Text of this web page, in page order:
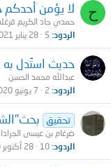
ح لا يؤمن
حمدي جاد الكريم
الردود 5 28 يناير 2021
حديث استُدل
عبدالله محمد الحسن
الردود 2 7 يونيو 2020
تحقيق
ضرغام بن عيسى
الردود 10 28 أكتوبر 2019